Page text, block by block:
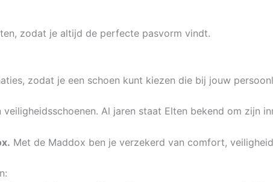
zodat je altijd de perfecte pasvorm vindt.
zodat je een schoen kunt kiezen die bij jouw
Al jaren staat Elten bekend om zijn
Met de Maddox ben je verzekerd van comfort,